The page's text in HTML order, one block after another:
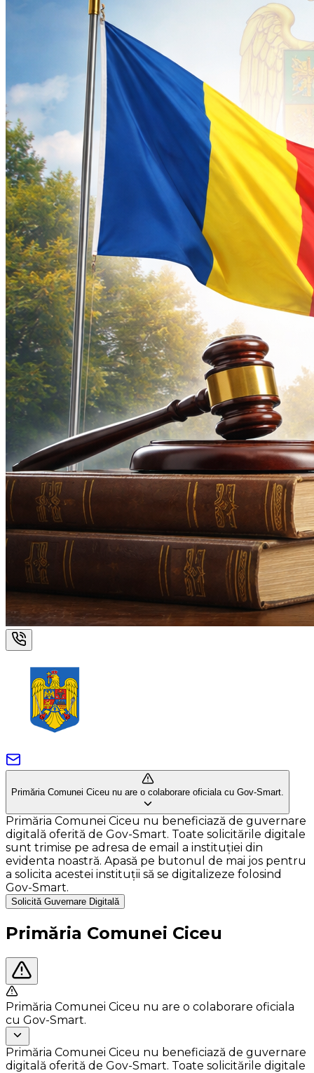
Primăria Comunei Ciceu nu are o colaborare oficiala cu Gov-Smart.
Primăria Comunei Ciceu nu beneficiază de guvernare
digitală oferită de Gov-Smart. Toate solicitările digitale
sunt trimise pe adresa de email a instituției din
evidenta noastră. Apasă pe butonul de mai jos pentru
a solicita acestei instituții să se digitalizeze folosind
Gov-Smart.
Solicită Guvernare Digitală
Primăria Comunei Ciceu
Primăria Comunei Ciceu nu are o colaborare oficiala
cu Gov-Smart.
Primăria Comunei Ciceu nu beneficiază de guvernare
digitală oferită de Gov-Smart. Toate solicitările digitale